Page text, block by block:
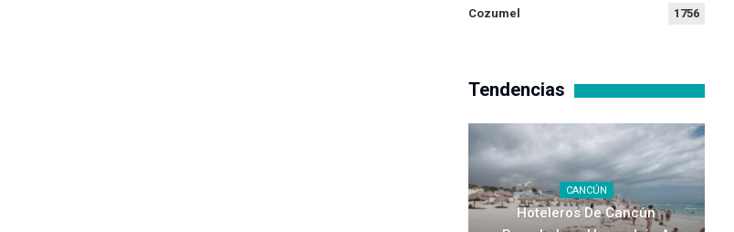
Cozumel 1756
Tendencias
CANCÚN
Hoteleros De Cancún